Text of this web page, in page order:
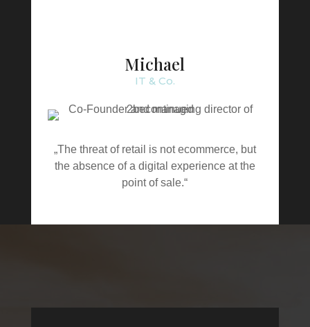
Michael
IT & Co.
„The threat of retail is not ecommerce, but
the absence of a digital experience at the
point of sale.“